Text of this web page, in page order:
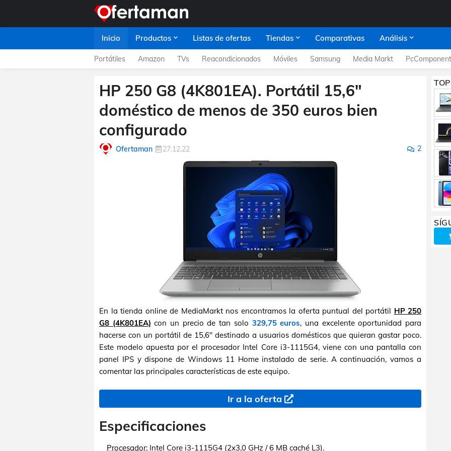
Inicio Productos Listas de ofertas Tiendas Comparativas Análisis
Portátiles Amazon TVs Reacondicionados Móviles Samsung Media Markt
HP 250 G8 (4K801EA). Portátil 15,6"
doméstico de menos de 350 euros bien
configurado
Ofertaman 27.12.22 2
En la tienda online de MediaMarkt nos encontramos la oferta puntual del portátil HP 250
G8 (4K801EA) con un precio de tan solo 329,75 euros, una excelente oportunidad para
hacerse con un portátil de 15,6" destinado a usuarios domésticos que quieran gastar poco.
Este modelo apuesta por el procesador Intel Core i3-1115G4, viene con una pantalla con
panel IPS y dispone de Windows 11 Home instalado de serie. A continuación, vamos a
comentar las principales características de este equipo.
Ir a la oferta
Especificaciones
Procesador: Intel Core i3-1115G4 (2x3,0 GHz / 6 MB caché L3).